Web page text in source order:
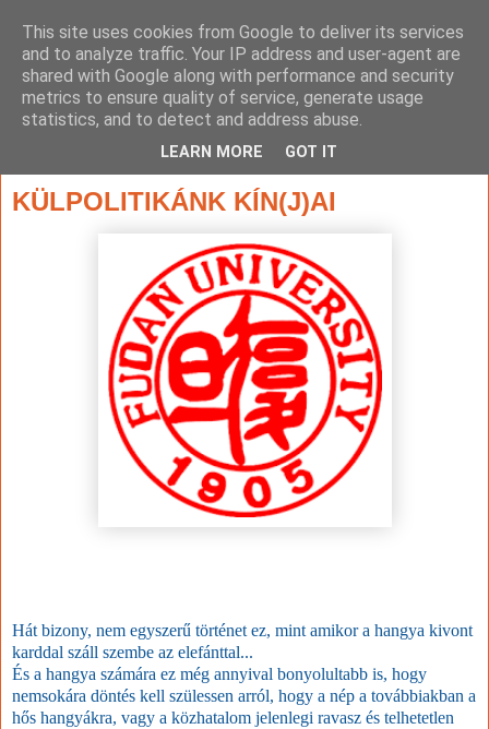
KÜLPOLITIKÁNK KÍN(J)AI
Hát bizony, nem egyszerű történet ez, mint amikor a hangya kivont
karddal száll szembe az elefánttal...
És a hangya számára ez még annyival bonyolultabb is, hogy
nemsokára döntés kell szülessen arról, hogy a nép a továbbiakban a
hős hangyákra, vagy a közhatalom jelenlegi ravasz és telhetetlen
This site uses cookies from Google to deliver its services
and to analyze traffic. Your IP address and user-agent are
shared with Google along with performance and security
metrics to ensure quality of service, generate usage
statistics, and to detect and address abuse.
LEARN MORE GOT IT